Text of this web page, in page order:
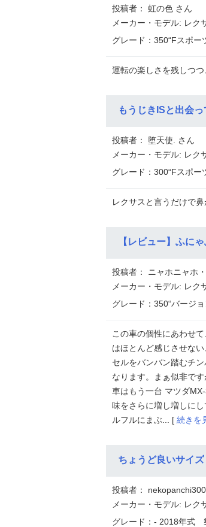
投稿者： 虹の色 さん
メーカー・モデル: レク
グレード：350“Fスポー
運転の楽しさを残しつ
もうじきISと出会っ
投稿者： 堕天使. さん
メーカー・モデル: レク
グレード：300“Fスポー
レクサスと言うだけで
投稿者： ニャホニャホ
メーカー・モデル: レク
グレード：350“バージ
この車の個性にあわせ
はほとんど感じさせな
セルをバンバン踏むチ
なります。まぁ似非で
車はもう一台 マツダ
味をさらに増し増しに
ルフルにまぶ... [ 続きを
ちょうど良いサイズ
投稿者：
メーカー・モデル: レク
グレード：- 2018年式